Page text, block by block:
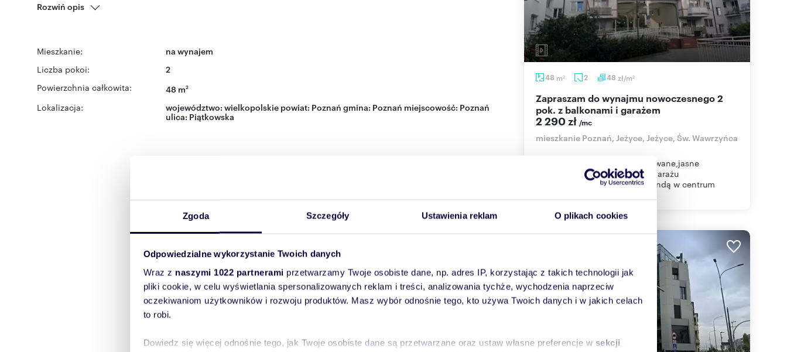
Zgoda Szczegóły Ustawienia reklam O plikach cookies
Odpowiedzialne wykorzystanie Twoich danych
Wraz z naszymi 1022 partnerami przetwarzamy Twoje osobiste dane, np. adres IP, korzystając z takich technologii jak
pliki cookie, w celu wyświetlania spersonalizowanych reklam i treści, analizowania tychże, wychodzenia naprzeciw
oczekiwaniom użytkowników i rozwoju produktów. Masz wybór odnośnie tego, kto używa Twoich danych i w jakich celach
to robi.
Dowiedz się więcej odnośnie tego, jak Twoje osobiste dane są przetwarzane oraz ustaw własne preferencje w sekcji
Rozwiń opis
Mieszkanie: na wynajem
Liczba pokoi: 2
Powierzchnia całkowita: 48 m2
Lokalizacja: województwo: wielkopolskie powiat: Poznań gmina: Poznań miejscowość: Poznań
ulica: Piątkowska
48 m2 2 48 zł/m2
Zapraszam do wynajmu nowoczesnego 2
pok. z balkonami i garażem
2 290 zł /mc
mieszkanie Poznań, Jeżyce, Jeżyce, Św. Wawrzyńca
Świeżo odmalowane i umeblowane,jasne
2pok./ok.48m2 z miejscem w garażu
podziemnym,z 2 balkonami,windą w centrum